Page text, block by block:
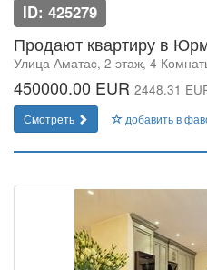
ID: 425279
Продают квартиру в
Улица Аматаc, 2 этаж, 4
450000.00 EUR 2448.31
Смотреть добавить в